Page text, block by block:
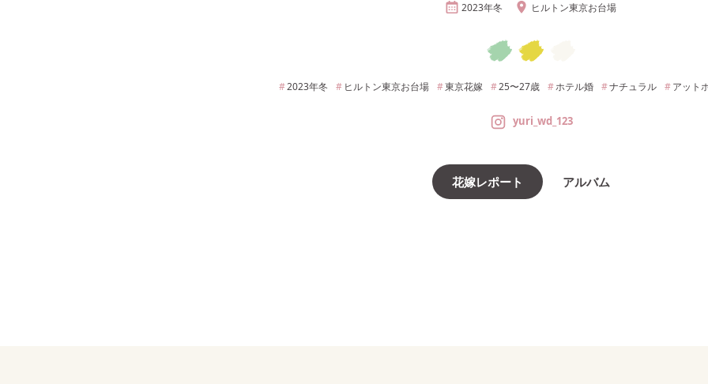
2023年冬 ヒルトン東京お台場
2023年冬 ヒルトン東京お台場 東京花嫁 25〜27歳 ホテル婚 ナチュラル アット
yuri_wd_123
花嫁レポート アルバム